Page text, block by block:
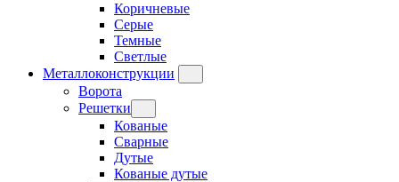
Коричневые
Серые
Темные
Светлые
Металлоконструкции
Ворота
Решетки
Кованые
Сварные
Дутые
Кованые дутые